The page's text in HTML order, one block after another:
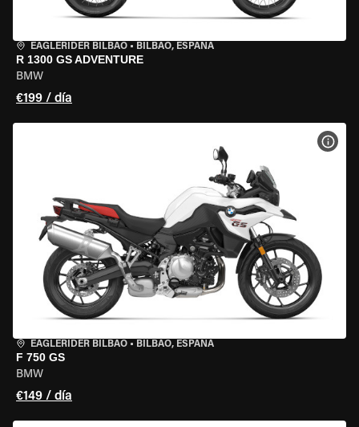
EAGLERIDER BILBAO • BILBAO, ESPAÑA
R 1300 GS ADVENTURE
BMW
€199 / día
EAGLERIDER BILBAO • BILBAO, ESPAÑA
F 750 GS
BMW
€149 / día
VER